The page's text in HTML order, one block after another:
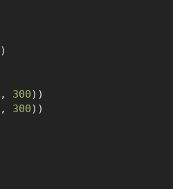
)
, 300))
, 300))